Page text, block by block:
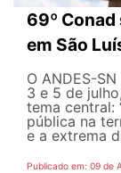
69º Conad
em São
O ANDES-
3 e 5 de
tema central:
pública na
e a extrema
Publicado em: 09 de